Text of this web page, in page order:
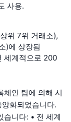
사용.
위 7위 거래소),
)에 상장됨
세계적으로 200
체인 팀에 의해 시
화되었습니다.
습니다: • 전 세계